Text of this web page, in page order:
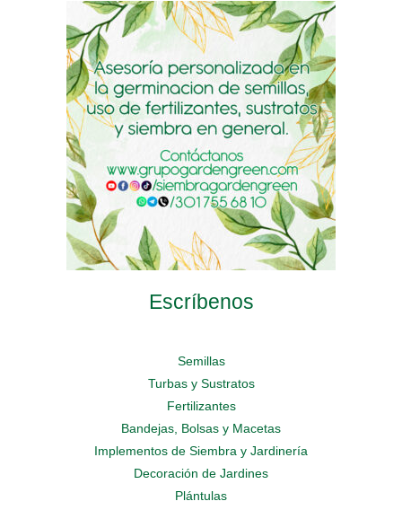
be
chosen
on
the
product
page
may
be
chosen
on
the
product
page
options
may
be
chosen
on
the
product
page
Escríbenos
Semillas
Turbas y Sustratos
Fertilizantes
Bandejas, Bolsas y Macetas
Implementos de Siembra y Jardinería
Decoración de Jardines
Plántulas